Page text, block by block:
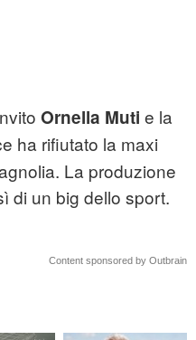
Ornella Muti e la
ha rifiutato la maxi
La produzione
di un big dello sport.
Content sponsored by Outbrain